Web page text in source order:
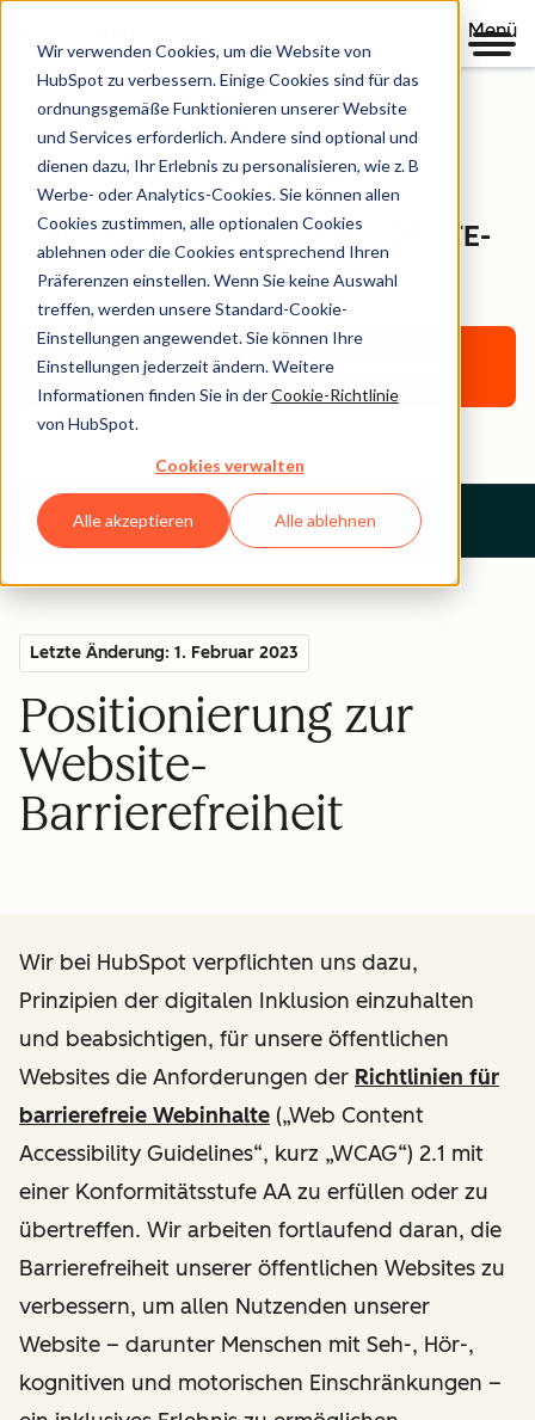
Wir verwenden Cookies, um die Website von
HubSpot zu verbessern. Einige Cookies sind für das
ordnungsgemäße Funktionieren unserer Website
und Services erforderlich. Andere sind optional und
dienen dazu, Ihr Erlebnis zu personalisieren, wie z. B
Werbe- oder Analytics-Cookies. Sie können allen
Cookies zustimmen, alle optionalen Cookies
ablehnen oder die Cookies entsprechend Ihren
Präferenzen einstellen. Wenn Sie keine Auswahl
treffen, werden unsere Standard-Cookie-
Einstellungen angewendet. Sie können Ihre
Einstellungen jederzeit ändern. Weitere
Informationen finden Sie in derCookie-Richtlinie
von HubSpot.
Cookies verwalten
Alle akzeptieren Alle ablehnen
Menü
Rechtsfragen
POSITIONIERUNG ZUR WEBSITE-
BARRIEREFREIHEIT
Zurück zur Startseite für Rechtsfragen
Menu
Letzte Änderung: 1. Februar 2023
Positionierung zur
Website-
Barrierefreiheit
Wir bei HubSpot verpflichten uns dazu,
Prinzipien der digitalen Inklusion einzuhalten
und beabsichtigen, für unsere öffentlichen
Websites die Anforderungen der Richtlinien für
barrierefreie Webinhalte („Web Content
Accessibility Guidelines“, kurz „WCAG“) 2.1 mit
einer Konformitätsstufe AA zu erfüllen oder zu
übertreffen. Wir arbeiten fortlaufend daran, die
Barrierefreiheit unserer öffentlichen Websites zu
verbessern, um allen Nutzenden unserer
Website – darunter Menschen mit Seh-, Hör-,
kognitiven und motorischen Einschränkungen –